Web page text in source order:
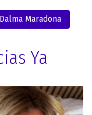
Dalma Maradona
Ya